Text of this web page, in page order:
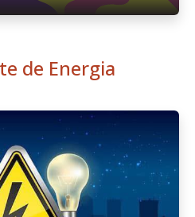
de Energia